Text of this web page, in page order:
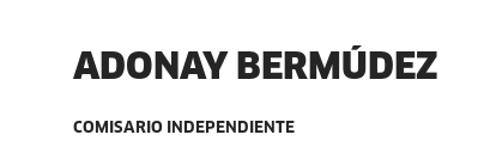
ADONAY BERMÚDEZ
COMISARIO INDEPENDIENTE